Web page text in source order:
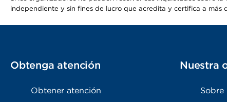
independiente y sin fines de lucro que acredita y certifica a más
Obtenga atención
Obtener atención
Nuestra
Sobre